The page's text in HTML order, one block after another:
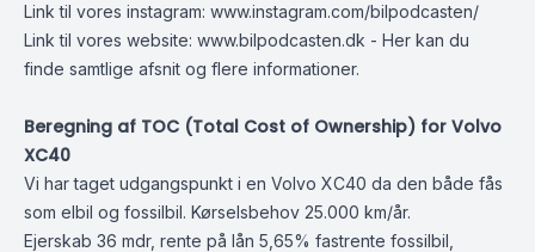
Link til vores instagram: www.instagram.com/bilpodcasten/
Link til vores website: www.bilpodcasten.dk - Her kan du
finde samtlige afsnit og flere informationer.
Beregning af TOC (Total Cost of Ownership) for Volvo
XC40
Vi har taget udgangspunkt i en Volvo XC40 da den både fås
som elbil og fossilbil. Kørselsbehov 25.000 km/år.
Ejerskab 36 mdr, rente på lån 5,65% fastrente fossilbil,